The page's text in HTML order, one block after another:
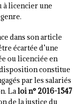
à licencier une
dans son article
écartée d’une
ou licenciée en
constitue
par les salariés
Laloi n° 2016-1547
de la justice du